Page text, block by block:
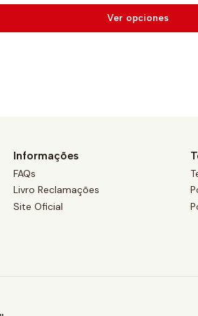
Ver opciones
Informações
FAQs
Livro Reclamações
Site Oficial